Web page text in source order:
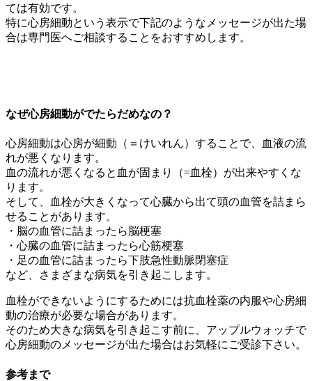
ては有効です。
特に心房細動という表示で下記のようなメッセージが出た場
合は専門医へご相談することをおすすめします。
なぜ心房細動がでたらだめなの？
心房細動は心房が細動（＝けいれん）することで、血液の流
れが悪くなります。
血の流れが悪くなると血が固まり（=血栓）が出来やすくな
ります。
そして、血栓が大きくなって心臓から出て頭の血管を詰まら
せることがあります。
・脳の血管に詰まったら脳梗塞
・心臓の血管に詰まったら心筋梗塞
・足の血管に詰まったら下肢急性動脈閉塞症
など、さまざまな病気を引き起こします。
血栓ができないようにするためには抗血栓薬の内服や心房細
動の治療が必要な場合があります。
そのため大きな病気を引き起こす前に、アップルウォッチで
心房細動のメッセージが出た場合はお気軽にご受診下さい。
参考まで